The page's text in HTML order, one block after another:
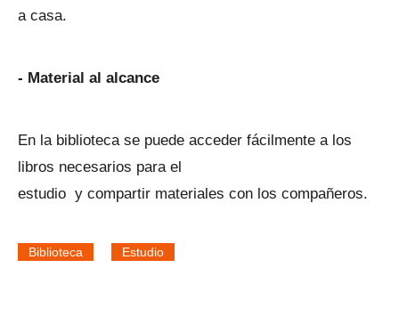
a casa.
- Material al alcance
En la biblioteca se puede acceder fácilmente a los
libros necesarios para el
estudio y compartir materiales con los compañeros.
Biblioteca Estudio